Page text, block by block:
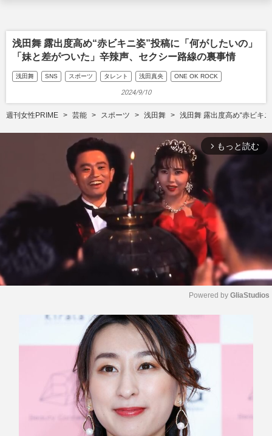
浅田舞 露出度高め“赤ビキニ姿”投稿に「何がしたいの」
「妹と差がついた」辛辣声、セクシー路線の裏事情
浅田舞 SNS スポーツ タレント 浅田真央 ONE OK ROCK
2024/9/10
週刊女性PRIME 芸能 スポーツ 浅田舞 浅田舞 露出度高め“赤ビキ
arrow_forward_ios もっと読む
t
Powered by GliaStudios